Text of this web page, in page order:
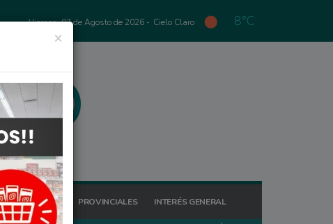
Viernes, 07 de Agosto de 2026 - Cielo Claro 8°C
REGIONALES PROVINCIALES INTERÉS GENERAL
×